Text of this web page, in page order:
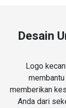
Desain
Logo
memberikan
Anda dari